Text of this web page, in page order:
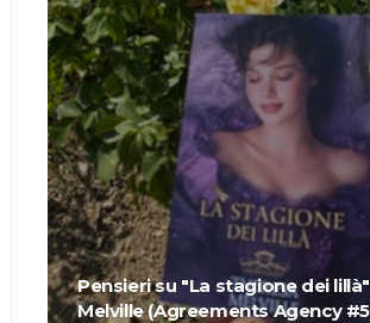
Pensieri su "La stagione dei
Melville (Agreements Agency